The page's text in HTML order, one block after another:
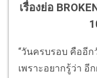
เรื่องย่อ
“วันครบรอบ คืออี
เพราะอยากรู้ว่า อี